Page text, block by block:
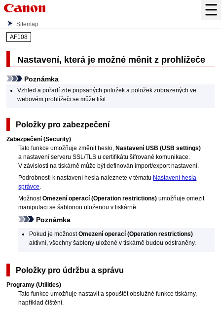
Sitemap
AF108
Nastavení, která je možné měnit z prohlížeče
Poznámka
Vzhled a pořadí zde popsaných položek a položek zobrazených ve
webovém prohlížeči se může lišit.
Položky pro zabezpečení
Zabezpečení (Security)
Tato funkce umožňuje změnit heslo, Nastavení USB (USB settings)
a nastavení serveru SSL/TLS u certifikátu šifrované komunikace.
V závislosti natiskárně může být definován import/export nastavení.
Podrobnosti k nastavení hesla naleznete v tématu Nastavení hesla
správce.
MožnostOmezení operací (Operation restrictions) umožňuje omezit
manipulaci se šablonou uloženou vtiskárně.
Poznámka
Pokud je možnostOmezení operací (Operation restrictions)
aktivní, všechny šablony uložené vtiskárně budou odstraněny.
Položky pro údržbu a správu
Programy (Utilities)
Tato funkce umožňuje nastavit a spouštět obslužné funkcetiskárny,
například čištění.